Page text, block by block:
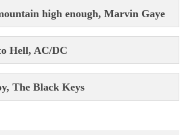
high enough, Marvin Gaye
Hell, AC/DC
The Black Keys